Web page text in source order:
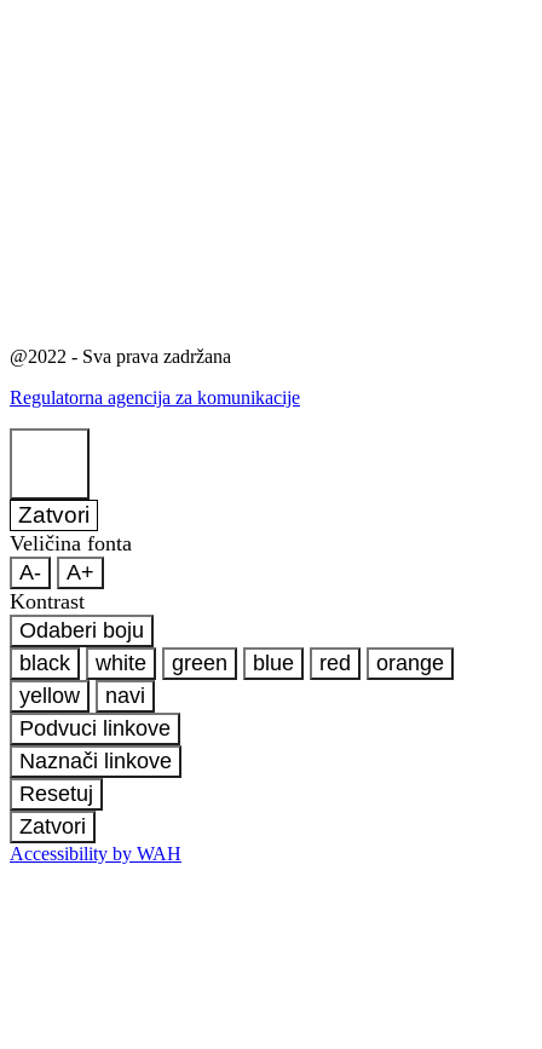
@2022 - Sva prava zadržana
Regulatorna agencija za komunikacije
Zatvori
Veličina fonta
A-
A+
Kontrast
Odaberi boju
black
white green blue red
orange
yellow
navi
Podvuci linkove
Naznači linkove
Resetuj
Zatvori
Accessibility by WAH